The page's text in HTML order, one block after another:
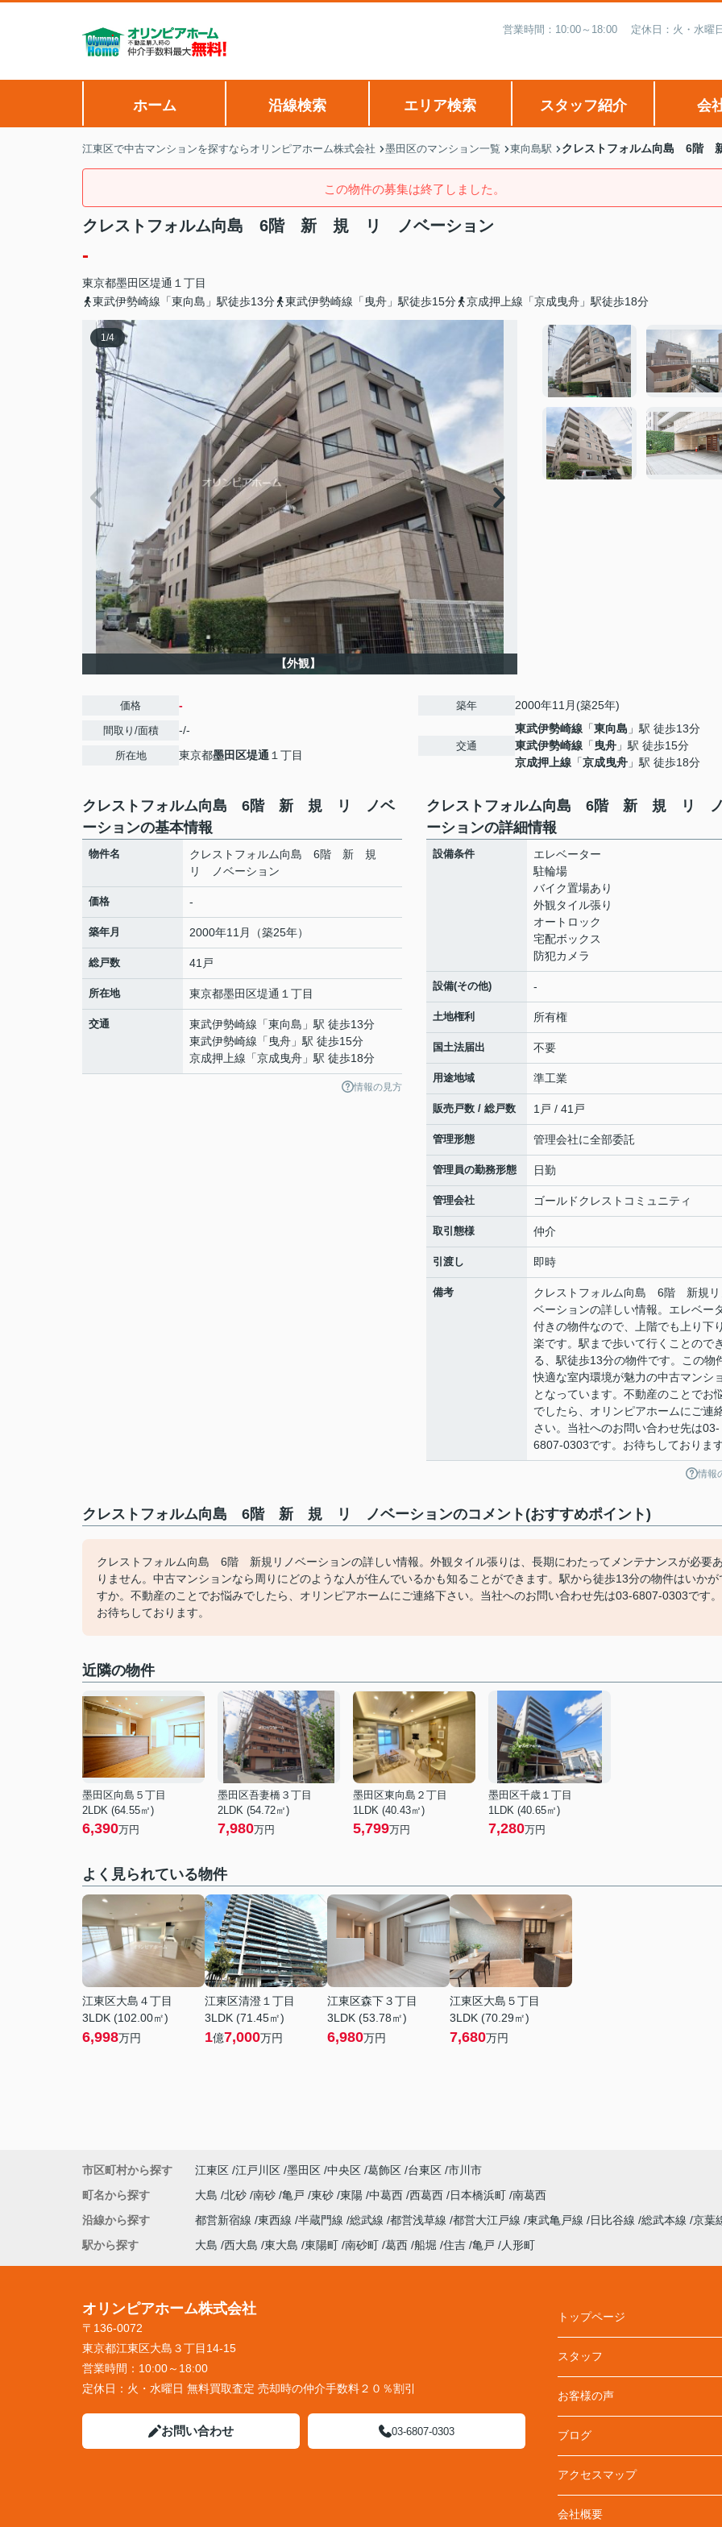
営業時間：10:00～18:00 定休日：火・水曜
ホーム 沿線検索 エリア検索 スタッフ紹介 会
江東区で中古マンションを探すならオリンピアホーム株式会社 墨田区のマンション一覧 東向島駅 クレストフォルム向島 6
この物件の募集は終了しました。
クレストフォルム向島 6階 新 規 リ ノベーション
-
東京都墨田区堤通 １丁目
東武伊勢崎線「東向島」駅徒歩13分
東武伊勢崎線「曳舟」駅徒歩15分 京成押上線「京成曳舟」駅徒歩18分
1/4
【外観】
価格 -
間取り/面積 -/-
所在地 東京都墨田区堤通 １丁目
築年 2000年11月(築25年)
交通
東武伊勢崎線 「東向島 」駅 徒歩13分
東武伊勢崎線 「 曳舟 」駅 徒歩15分
京成押上線 「京成曳舟 」駅 徒歩18分
クレストフォルム向島 6階 新 規 リ ノベ
ーションの基本情報
物件名
クレストフォルム向島 6階 新 規
リ ノベーション
価格 -
築年月 2000年11月（築25年）
総戸数 41戸
所在地 東京都墨田区堤通 １丁目
交通 東武伊勢崎線 「東向島 」駅 徒歩13分
東武伊勢崎線 「 曳舟 」駅 徒歩15分
京成押上線 「京成曳舟 」駅 徒歩18分
情報の見方
クレストフォルム向島 6階 新 規 リ
ーションの詳細情報
設備条件
エレベーター
駐輪場
バイク置場あり
外観タイル張り
オートロック
宅配ボックス
防犯カメラ
設備(その他) -
土地権利 所有権
国土法届出 不要
用途地域 準工業
販売戸数 / 総戸数 1戸 / 41戸
管理形態 管理会社に全部委託
管理員の勤務形態 日勤
管理会社 ゴールドクレストコミュニティ
取引態様 仲介
引渡し 即時
備考
クレストフォルム向島 6階 新規リ
ベーションの詳しい情報。エレベー
付きの物件なので、上階でも上り下
楽です。駅まで歩いて行くことので
る、駅徒歩13分の物件です。この物
快適な室内環境が魅力の中古マンシ
となっています。不動産のことでお
でしたら、オリンピアホームにご連
さい。当社へのお問い合わせ先は03-
6807-0303です。お待ちしておりま
情報
クレストフォルム向島 6階 新 規 リ ノベーションのコメント(おすすめポイント)
クレストフォルム向島 6階 新規リノベーションの詳しい情報。外観タイル張りは、長期にわたってメンテナンスが必要
りません。中古マンションなら周りにどのような人が住んでいるかも知ることができます。駅から徒歩13分の物件はいかが
すか。不動産のことでお悩みでしたら、オリンピアホームにご連絡下さい。当社へのお問い合わせ先は03-6807-0303です。
お待ちしております。
近隣の物件
墨田区向島５丁目
2LDK (64.55㎡)
6,390万円
墨田区吾妻橋３丁目
2LDK (54.72㎡)
7,980万円
墨田区東向島２丁目
1LDK (40.43㎡)
5,799万円
墨田区千歳１丁目
1LDK (40.65㎡)
7,280万円
よく見られている物件
江東区大島４丁目
3LDK (102.00㎡)
6,998万円
江東区清澄１丁目
3LDK (71.45㎡)
1億7,000万円
江東区森下３丁目
3LDK (53.78㎡)
6,980万円
江東区大島５丁目
3LDK (70.29㎡)
7,680万円
市区町村から探す 江東区 江戸川区 墨田区 中央区 葛飾区 台東区 市川市
町名から探す
大島 北砂 南砂 亀戸 東砂 東陽 中葛西 西葛西 日本橋浜町 南葛西
沿線から探す
都営新宿線 東西線 半蔵門線 総武線 都営浅草線 都営大江戸線 東武亀戸線 日比谷線 総武本線 京葉
駅から探す
大島 西大島 東大島 東陽町 南砂町 葛西 船堀 住吉 亀戸 人形町
オリンピアホーム株式会社
〒136-0072
東京都江東区大島３丁目14-15
営業時間： 10:00～18:00
定休日： 火・水曜日 無料買取査定 売却時の仲介手数料２０％割引
お問い合わせ 03-6807-0303
トップページ
スタッフ
お客様の声
ブログ
アクセスマップ
会社概要